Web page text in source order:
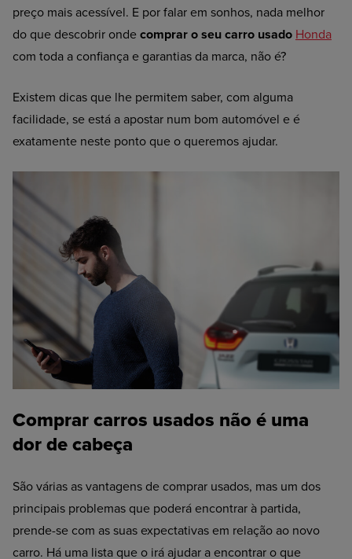
preço mais acessível. E por falar em sonhos, nada melhor
do que descobrir onde comprar o seu carro usado Honda
com toda a confiança e garantias da marca, não é?
Existem dicas que lhe permitem saber, com alguma
facilidade, se está a apostar num bom automóvel e é
exatamente neste ponto que o queremos ajudar.
Comprar carros usados não é uma
dor de cabeça
São várias as vantagens de comprar usados, mas um dos
principais problemas que poderá encontrar à partida,
prende-se com as suas expectativas em relação ao novo
carro. Há uma lista que o irá ajudar a encontrar o que